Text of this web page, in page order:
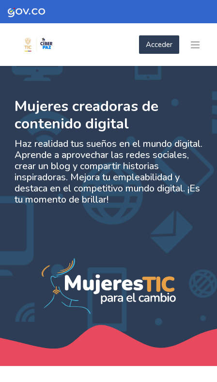
Skip to navigation
Skip to login form
Skip to footer
Salta al contenido principal
Acceder
- Mujeres creadoras de contenido
Página Principal
- Mujeres creadoras de contenido Digital
- Mujeres creadoras de contenido Digital
Mujeres creadoras de
contenido digital
Haz realidad tus sueños en el mundo digital.
Aprende a aprovechar las redes sociales,
crear un blog y compartir historias
inspiradoras. Mejora tu empleabilidad y
destaca en el competitivo mundo digital. ¡Es
tu momento de brillar!